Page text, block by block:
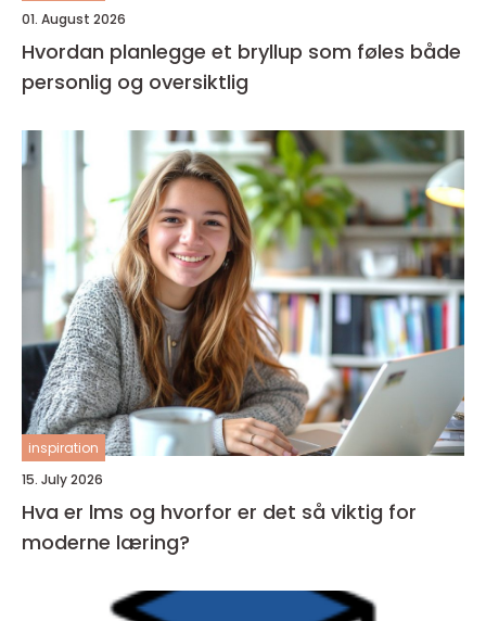
01. August 2026
Hvordan planlegge et bryllup som føles både
personlig og oversiktlig
inspiration
15. July 2026
Hva er lms og hvorfor er det så viktig for
moderne læring?